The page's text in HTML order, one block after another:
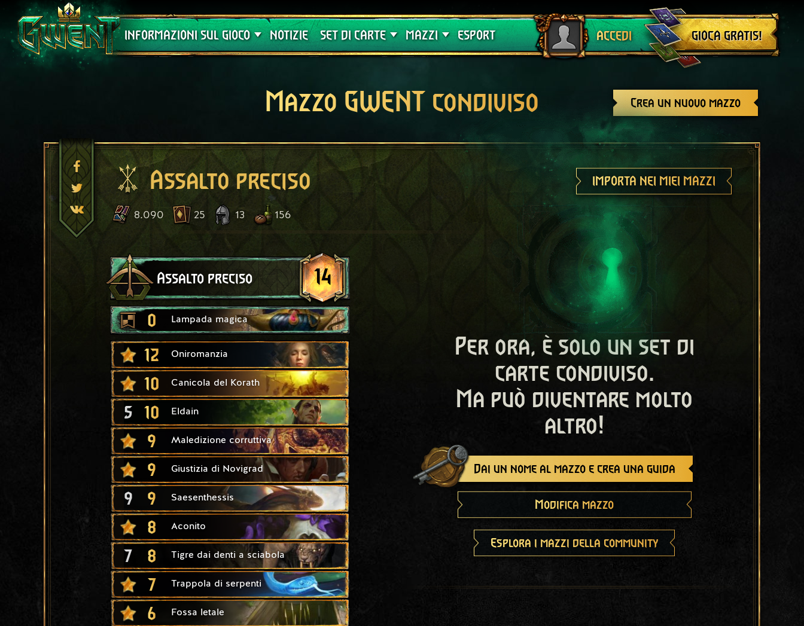
INFORMAZIONI SUL GIOCO
Assistenza
NOTIZIE SET DI CARTE
Crimson Curse
MAZZI
Guide
ESPORT ACCEDI
Esci
GIOCA GRATIS!
Crea un nuovo mazzo
Mazzo GWENT condiviso
Assalto preciso IMPORTA NEI MIEI MAZZI
8.090 25 13 156
Assalto preciso 14
0 Lampada magica
12 Oniromanzia
10 Canicola del Korath
5 10 Eldain
9 Maledizione corruttiva
9 Giustizia di Novigrad
9 9 Saesenthessis
8 Aconito
7 8 Tigre dai denti a sciabola
7 Trappola di serpenti
6 Fossa letale
Per ora, è solo un set di
carte condiviso.
Ma può diventare molto
altro!
Dai un nome al mazzo e crea una guida
Modifica mazzo
Esplora i mazzi della community